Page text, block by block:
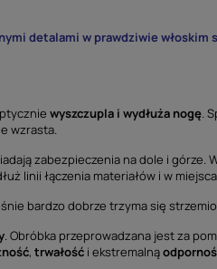
detalami w prawdziwie włoskim
wyszczupla i wydłuża nogę.
wzrasta.
zabezpieczenia na dole i górze.
linii łączenia materiałów i w
bardzo dobrze trzyma się
. Obróbka przeprowadzana jest za
, trwałość i ekstremalną